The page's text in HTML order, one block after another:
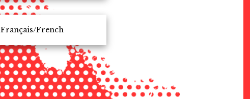
Français/French